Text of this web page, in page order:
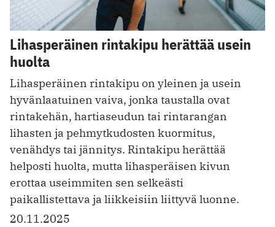
Lihasperäinen rintakipu herättää usein
huolta
Lihasperäinen rintakipu on yleinen ja usein
hyvänlaatuinen vaiva, jonka taustalla ovat
rintakehän, hartiaseudun tai rintarangan
lihasten ja pehmytkudosten kuormitus,
venähdys tai jännitys. Rintakipu herättää
helposti huolta, mutta lihasperäisen kivun
erottaa useimmiten sen selkeästi
paikallistettava ja liikkeisiin liittyvä luonne.
20.11.2025